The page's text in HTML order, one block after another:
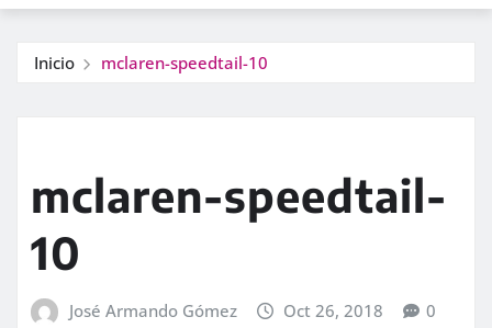
Inicio mclaren-speedtail-10
mclaren-speedtail-
10
José Armando Gómez Oct 26, 2018 0